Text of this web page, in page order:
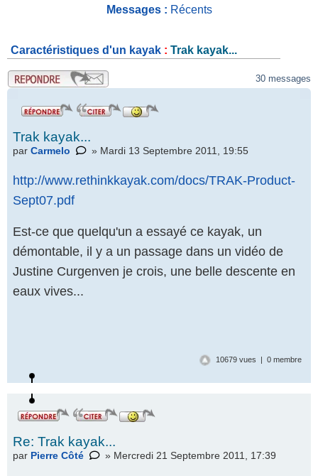
Messages : Récents
Caractéristiques d'un kayak : Trak kayak...
.
30 messages
Trak kayak...
par Carmelo » Mardi 13 Septembre 2011, 19:55
http://www.rethinkkayak.com/docs/TRAK-Product-
Sept07.pdf
Est-ce que quelqu'un a essayé ce kayak, un
démontable, il y a un passage dans un vidéo de
Justine Curgenven je crois, une belle descente en
eaux vives...
10679 vues | 0 membre
Re: Trak kayak...
par Pierre Côté » Mercredi 21 Septembre 2011, 17:39